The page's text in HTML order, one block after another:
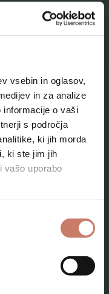
vsebin in oglasov,
in za analize
informacije o vaši
s področja
ki jih morda
ki ste jim jih
vašo uporabo